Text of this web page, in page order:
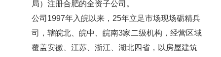
局）注册合肥的全资子公司。
公司 1997年入皖以来， 25年立足市场现场砺精兵
司，辖皖北、皖中、皖南3家二级机构，经营区域
覆盖安徽、江苏、浙江、湖北四省，以房屋建筑